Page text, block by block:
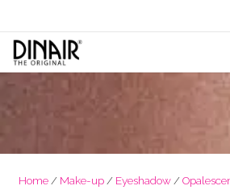
Home/ Make-up/ Eyeshadow/